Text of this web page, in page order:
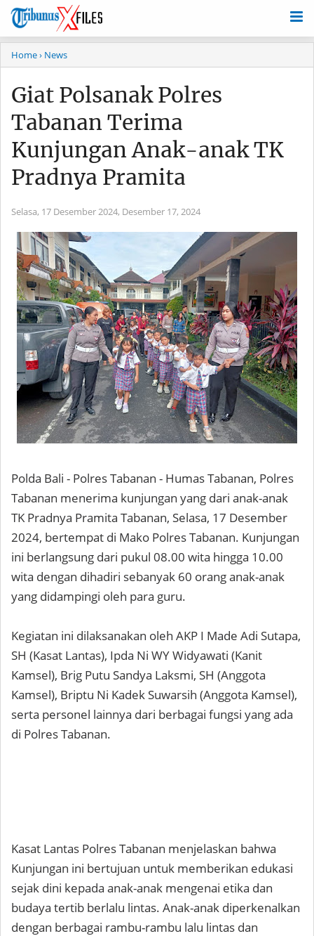
Home› News
Giat Polsanak Polres
Tabanan Terima
Kunjungan Anak-anak TK
Pradnya Pramita
Selasa, 17 Desember 2024, Desember 17, 2024
Polda Bali - Polres Tabanan - Humas Tabanan, Polres
Tabanan menerima kunjungan yang dari anak-anak
TK Pradnya Pramita Tabanan, Selasa, 17 Desember
2024, bertempat di Mako Polres Tabanan. Kunjungan
ini berlangsung dari pukul 08.00 wita hingga 10.00
wita dengan dihadiri sebanyak 60 orang anak-anak
yang didampingi oleh para guru.
Kegiatan ini dilaksanakan oleh AKP I Made Adi Sutapa,
SH (Kasat Lantas), Ipda Ni WY Widyawati (Kanit
Kamsel), Brig Putu Sandya Laksmi, SH (Anggota
Kamsel), Briptu Ni Kadek Suwarsih (Anggota Kamsel),
serta personel lainnya dari berbagai fungsi yang ada
di Polres Tabanan.
Kasat Lantas Polres Tabanan menjelaskan bahwa
Kunjungan ini bertujuan untuk memberikan edukasi
sejak dini kepada anak-anak mengenai etika dan
budaya tertib berlalu lintas. Anak-anak diperkenalkan
dengan berbagai rambu-rambu lalu lintas dan